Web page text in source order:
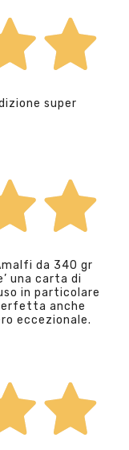
super
da 340 gr
una carta di
in particolare
anche
eccezionale.